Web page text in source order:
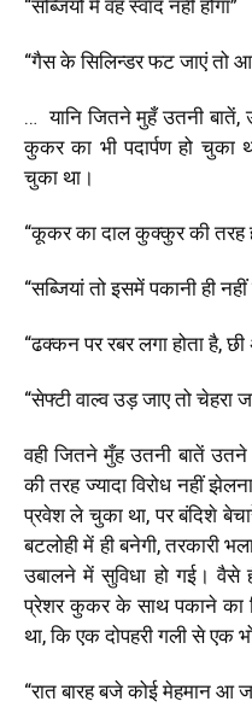
“सब्जियों में वह स्वाद नहीं होगा”
“गैस के सिलिन्डर फट जाएं तो
… यानि जितने मुहँ उतनी
कुकर का भी पदार्पण हो चुका
चुका था।
“कूकर का दाल कुक्कुर की तरह
“सब्जियां तो इसमें पकानी ही
“ढक्कन पर रबर लगा होता है,
“सेफ्टी वाल्व उड़ जाए तो चेहरा
वही जितने मुँह उतनी बातें
की तरह ज्यादा विरोध नहीं
प्रवेश ले चुका था, पर बंदिशे
बटलोही में ही बनेगी, तरकारी
उबालने में सुविधा हो गई।
प्रेशर कुकर के साथ पकाने का
था, कि एक दोपहरी गली से एक
“रात बारह बजे कोई मेहमान आ